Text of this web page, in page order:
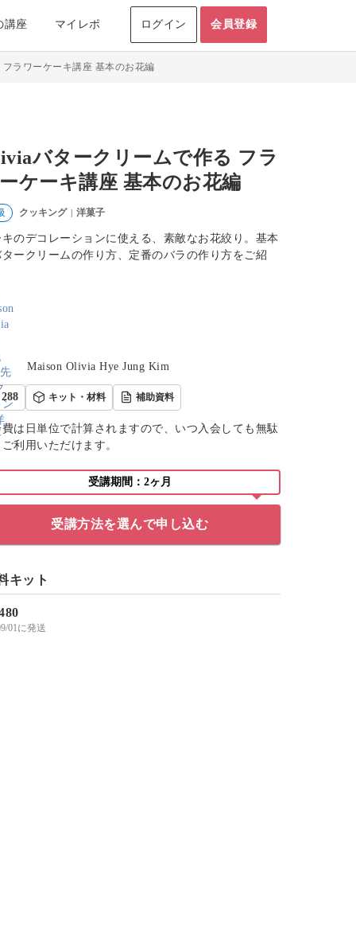
講座 マイレポ ログイン 会員登録
ラワーケーキ講座 基本のお花編
バタークリームで作る フラ
ケーキ講座 基本のお花編
クッキング | 洋菓子
キのデコレーションに使える、素敵なお花絞り。基本
タークリームの作り方、定番のバラの作り方をご紹
Maison Olivia Hye Jung Kim
288 キット・材料 補助資料
は日単位で計算されますので、いつ入会しても無駄
利用いただけます。
受講期間：2ヶ月
受講方法を選んで申し込む
キット
01に発送